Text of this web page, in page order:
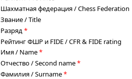
Шахматная федерация / Chess Federation
Звание / Title
Разряд*
Рейтинг ФШР и FIDE / CFR & FIDE rating
Имя / Name*
Отчество / Second name*
Фамилия / Surname*